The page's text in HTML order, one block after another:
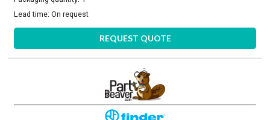
Lead time:On request
REQUEST QUOTE